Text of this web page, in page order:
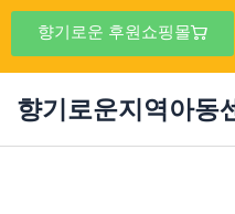
콘
텐
건
향기로운 후원쇼핑몰
향기로운지역아동